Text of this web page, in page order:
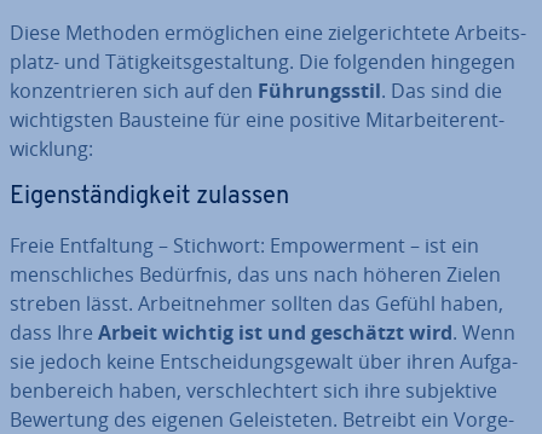
Diese Methoden er­mög­li­chen eine ziel­ge­rich­te­te Ar­beits­
platz- und Tä­tig­keits­ge­stal­tung. Die folgenden hingegen
kon­zen­trie­ren sich auf den Füh­rungs­stil. Das sind die
wich­tigs­ten Bausteine für eine positive Mit­ar­bei­ter­ent­
wick­lung:
Ei­gen­stän­dig­keit zulassen
Freie Ent­fal­tung – Stichwort: Em­power­ment – ist ein
mensch­li­ches Bedürfnis, das uns nach höheren Zielen
streben lässt. Ar­beit­neh­mer sollten das Gefühl haben,
dass Ihre Arbeit wichtig ist und geschätzt wird. Wenn
sie jedoch keine Ent­schei­dungs­ge­walt über ihren Auf­ga­
ben­be­reich haben, ver­schlech­tert sich ihre sub­jek­ti­ve
Bewertung des eigenen Ge­leis­te­ten. Betreibt ein Vor­ge­